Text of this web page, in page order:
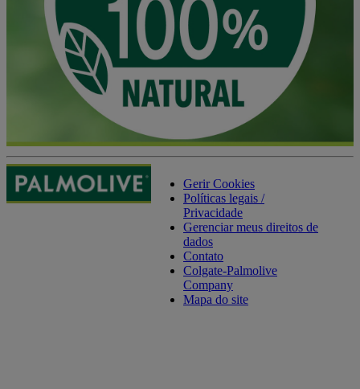
Gerir Cookies
Políticas legais /
Privacidade
Gerenciar meus direitos de
dados
Contato
Colgate-Palmolive
Company
Mapa do site